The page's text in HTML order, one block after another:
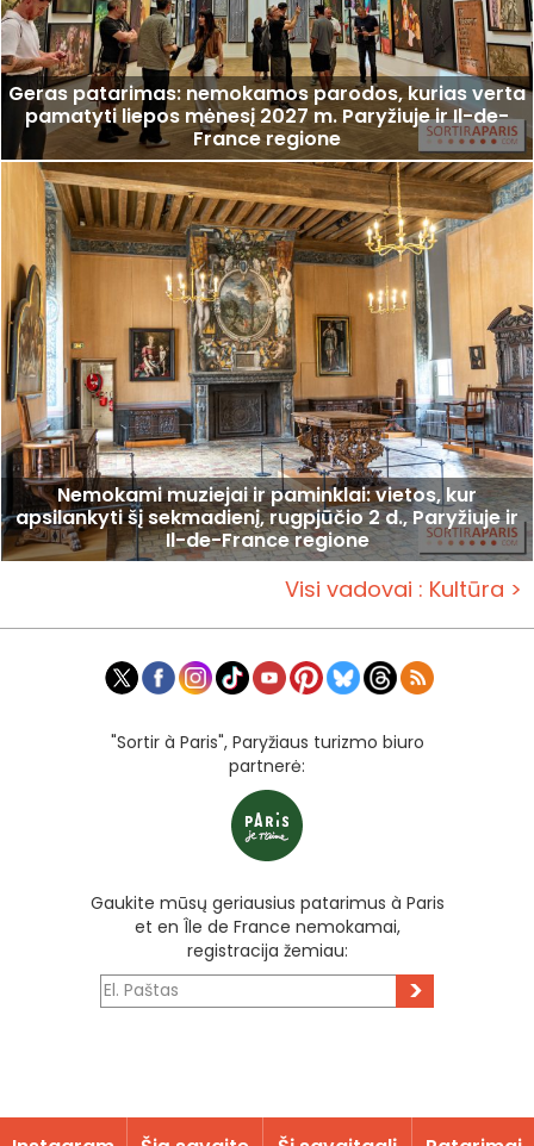
Geras patarimas: nemokamos parodos, kurias verta
pamatyti liepos mėnesį 2027 m. Paryžiuje ir Il-de-
France regione
Nemokami muziejai ir paminklai: vietos, kur
apsilankyti šį sekmadienį, rugpjūčio 2 d., Paryžiuje ir
Il-de-France regione
Visi vadovai : Kultūra >
"Sortir à Paris", Paryžiaus turizmo biuro
partnerė:
Gaukite mūsų geriausius patarimus à Paris
et en Île de France nemokamai,
registracija žemiau:
>